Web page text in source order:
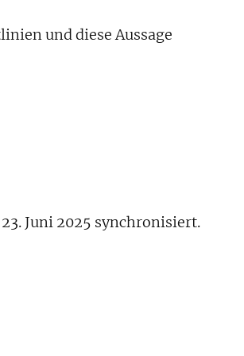
und diese Aussage
Juni 2025 synchronisiert.